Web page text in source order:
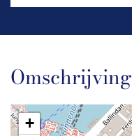
Omschrijving
+